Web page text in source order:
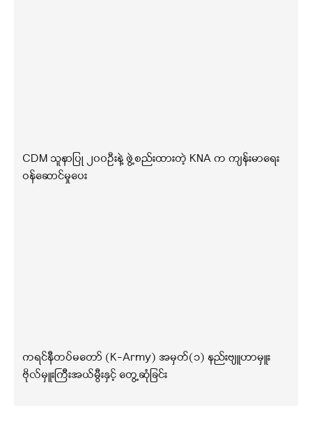
CDM သူနာပြု ၂၀၀ဦးနဲ့ ဖွဲ့စည်းထားတဲ့ KNA က ကျန်းမာရေး
ဝန်ဆောင်မှုပေး
ကရင်နီတပ်မတော် (K-Army) အမှတ်(၁) နည်းဗျူဟာမှူး
ဗိုလ်မှူးကြီးအယ်မွီးနှင့် တွေ့ဆုံခြင်း